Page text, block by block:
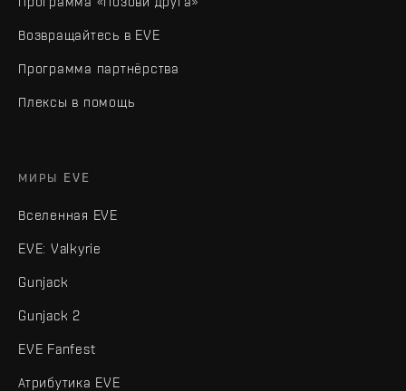
Возвращайтесь в EVE
Программа партнёрства
Плексы в помощь
МИРЫ EVE
Вселенная EVE
EVE: Valkyrie
Gunjack
Gunjack 2
EVE Fanfest
Атрибутика EVE